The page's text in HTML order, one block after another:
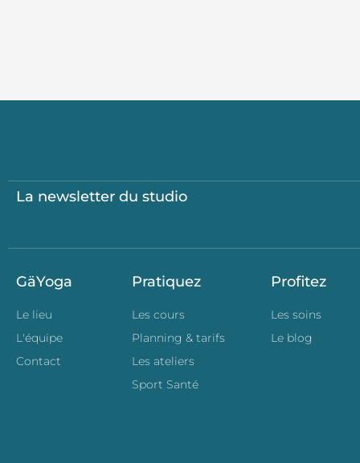
La newsletter du studio
GäYoga
Le lieu
L'équipe
Contact
Pratiquez
Les cours
Planning & tarifs
Les ateliers
Sport Santé
Profitez
Les soins
Le blog